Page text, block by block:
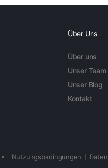
Über Uns
Über uns
Unser Team
Unser Blog
Kontakt
• Nutzungsbedingungen